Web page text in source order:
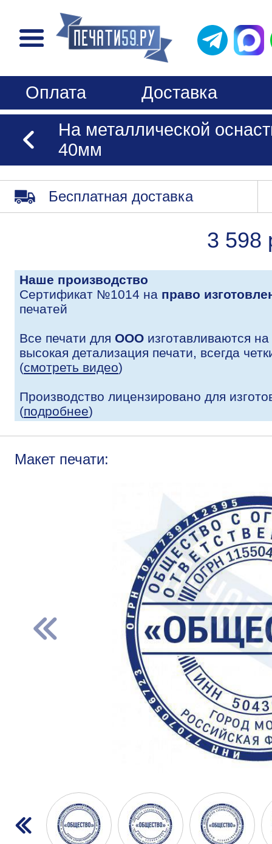
Оплата
Доставка
На металлической
40мм
Бесплатная доставка
3 598
Наше производство
Сертификат №1014 на право
печатей
Все печати для ООО изготавливаются
высокая детализация печати, всегда
(смотреть видео)
Производство лицензировано для
(подробнее)
Макет печати: